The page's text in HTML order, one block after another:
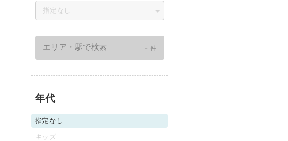
指定なし
エリア・駅で検索 - 件
年代
指定なし
キッズ